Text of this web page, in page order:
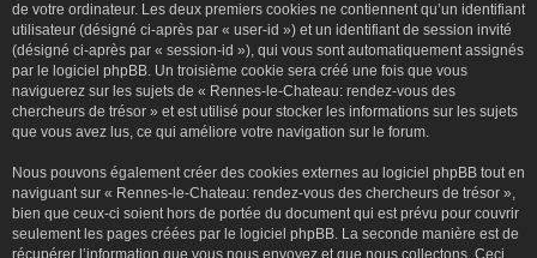
de votre ordinateur. Les deux premiers cookies ne contiennent qu’un identifiant
utilisateur (désigné ci-après par « user-id ») et un identifiant de session invité
(désigné ci-après par « session-id »), qui vous sont automatiquement assignés
par le logiciel phpBB. Un troisième cookie sera créé une fois que vous
naviguerez sur les sujets de « Rennes-le-Chateau: rendez-vous des
chercheurs de trésor » et est utilisé pour stocker les informations sur les sujets
que vous avez lus, ce qui améliore votre navigation sur le forum.
Nous pouvons également créer des cookies externes au logiciel phpBB tout en
naviguant sur « Rennes-le-Chateau: rendez-vous des chercheurs de trésor »,
bien que ceux-ci soient hors de portée du document qui est prévu pour couvrir
seulement les pages créées par le logiciel phpBB. La seconde manière est de
récupérer l’information que vous nous envoyez et que nous collectons. Ceci